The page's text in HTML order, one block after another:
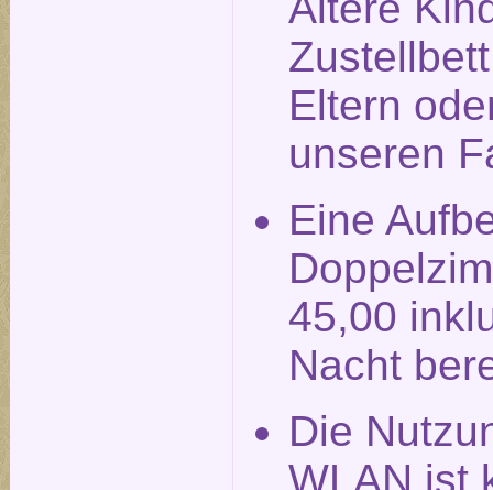
Eltern
unseren
Eine
45,00
Nacht
Die
WLAN ist